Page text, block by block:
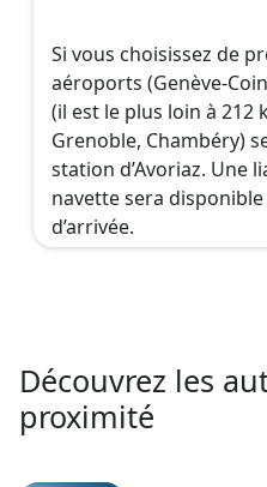
Si vous choisissez de
aéroports (Genève-
(il est le plus loin à 212
Grenoble, Chambéry)
station d’Avoriaz. Une
navette sera
d’arrivée.
Découvrez les
proximité